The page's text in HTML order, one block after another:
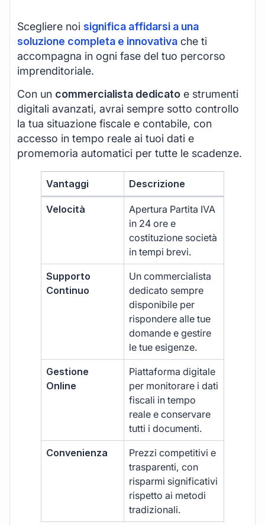
Scegliere noi significa affidarsi a una
soluzione completa e innovativa che ti
accompagna in ogni fase del tuo percorso
imprenditoriale.
Con un commercialista dedicato e strumenti
digitali avanzati, avrai sempre sotto controllo
la tua situazione fiscale e contabile, con
accesso in tempo reale ai tuoi dati e
promemoria automatici per tutte le scadenze.
Vantaggi Descrizione
Velocità
Apertura Partita IVA
in 24 ore e
costituzione società
in tempi brevi.
Supporto
Continuo
Un commercialista
dedicato sempre
disponibile per
rispondere alle tue
domande e gestire
le tue esigenze.
Gestione
Online
Piattaforma digitale
per monitorare i dati
fiscali in tempo
reale e conservare
tutti i documenti.
Convenienza
Prezzi competitivi e
trasparenti, con
risparmi significativi
rispetto ai metodi
tradizionali.